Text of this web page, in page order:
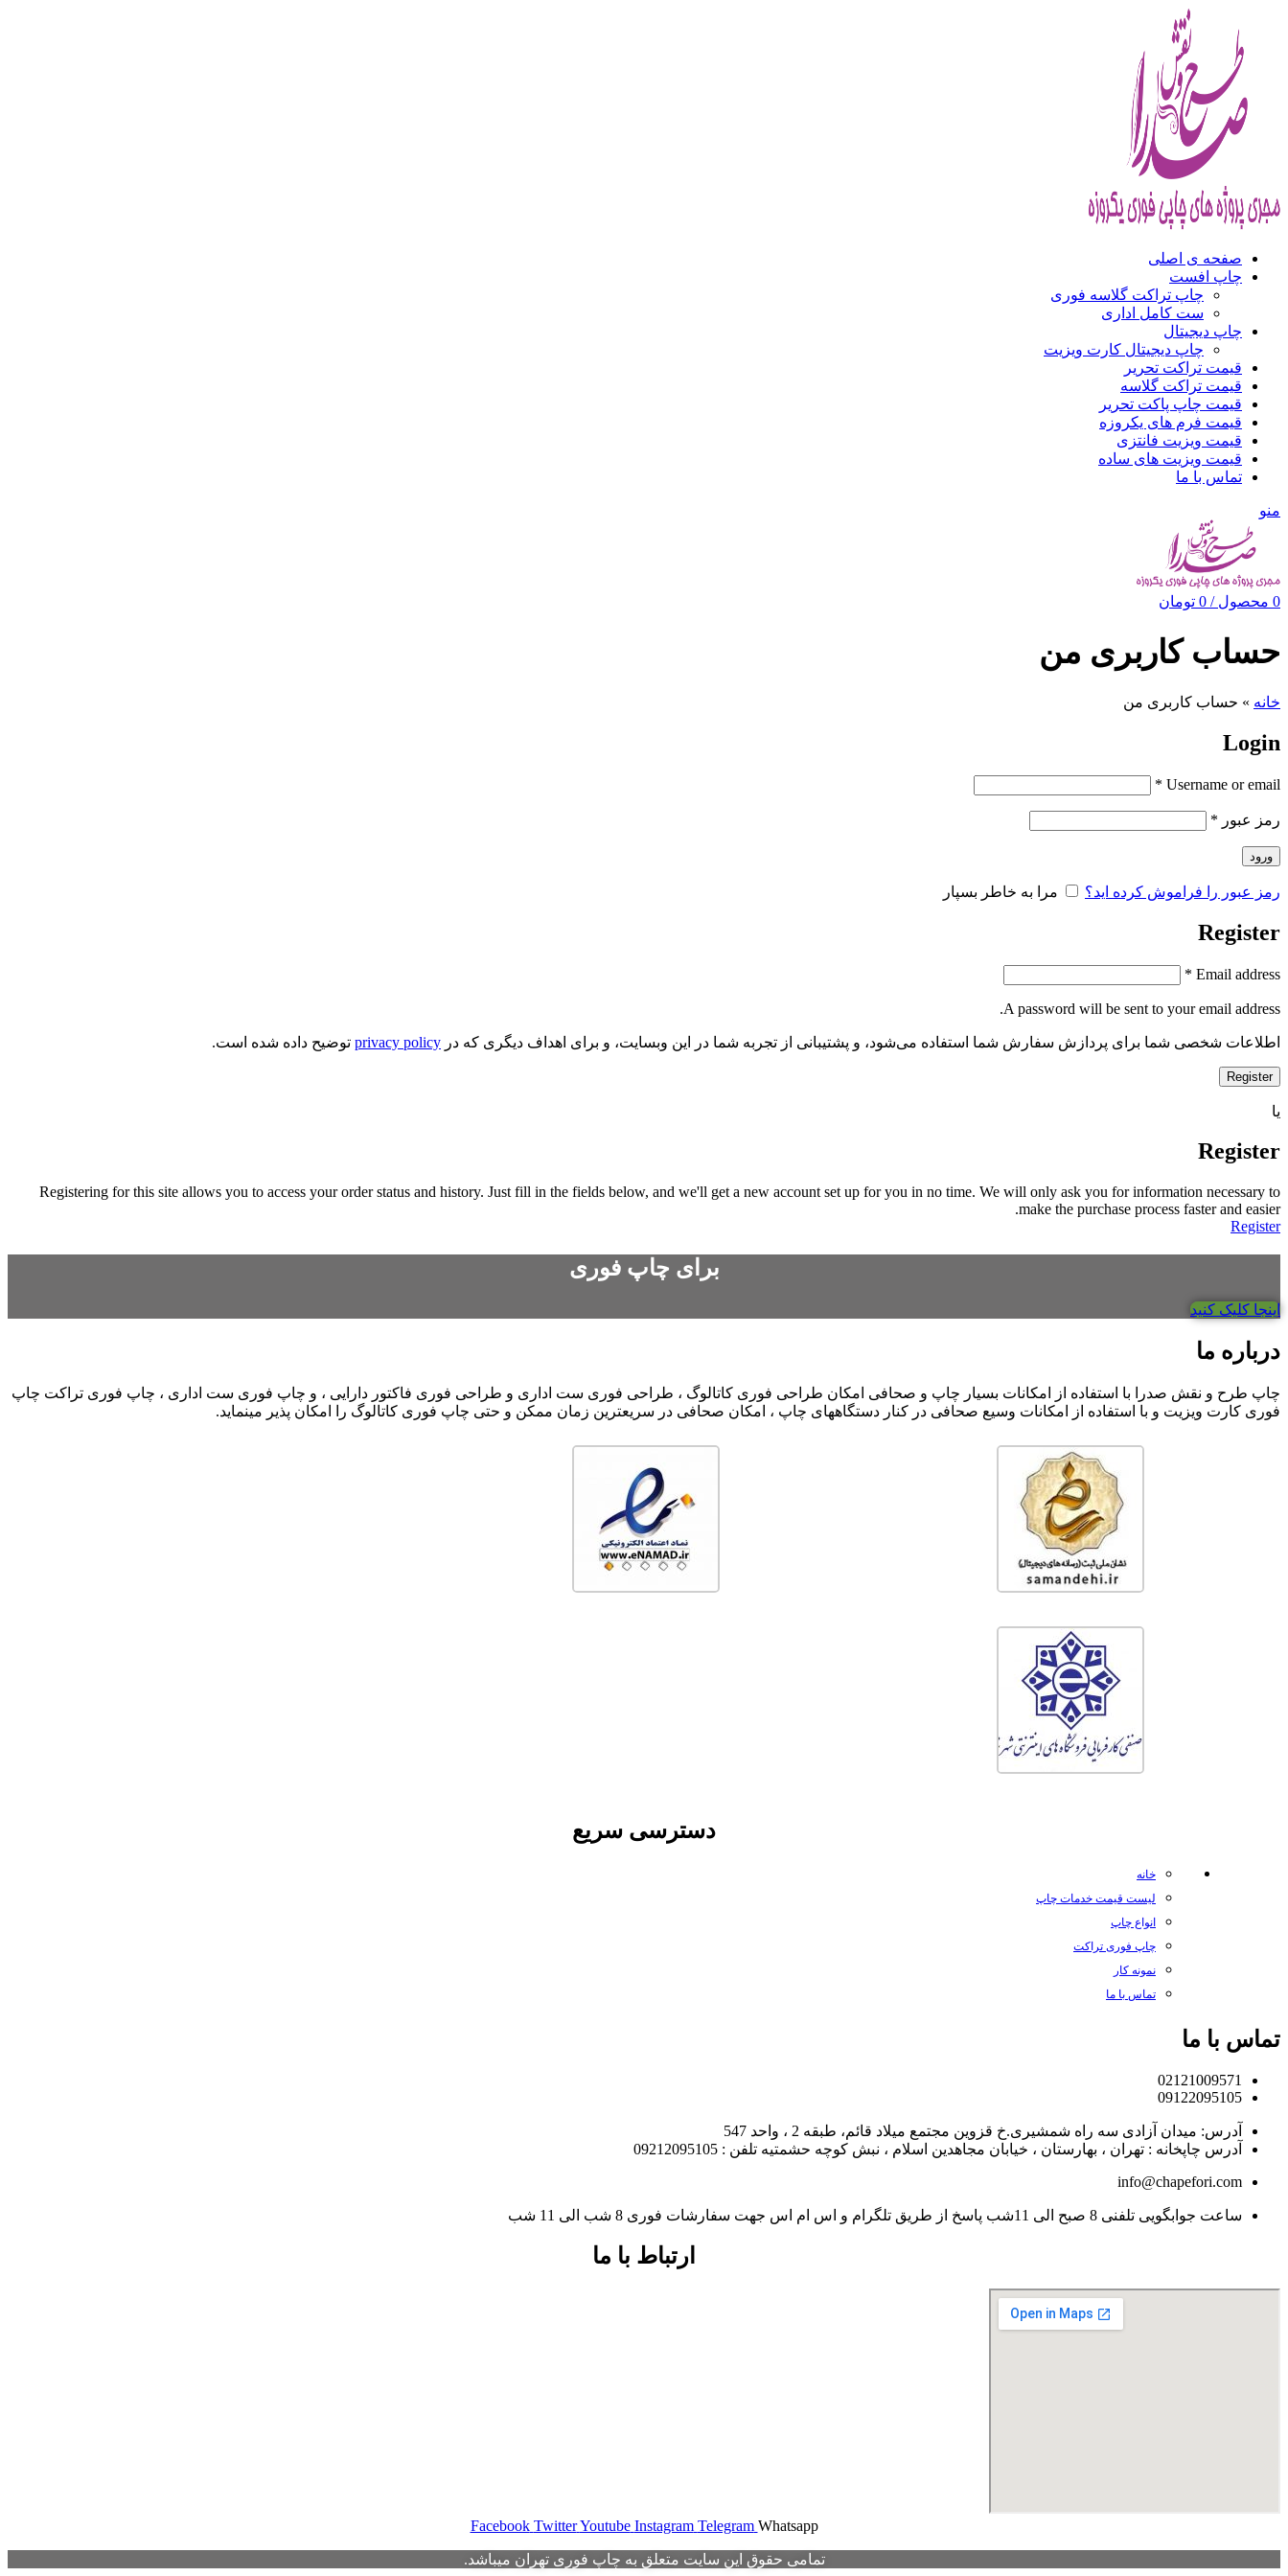
صفحه ی اصلی
چاپ افست
چاپ تراکت گلاسه فوری
ست کامل اداری
چاپ دیجیتال
چاپ دیجیتال کارت ویزیت
قیمت تراکت تحریر
قیمت تراکت گلاسه
قیمت چاپ پاکت تحریر
قیمت فرم های یکروزه
قیمت ویزیت فانتزی
قیمت ویزیت های ساده
تماس با ما
منو
0 محصول /
0 تومان
حساب کاربری من
خانه » حساب کاربری من
Login
Username or email
*
رمز عبور *
ورود
رمز عبور را فراموش کرده اید؟ مرا به خاطر بسپار
Register
Email address
*
A password will be sent to your email address.
اطلاعات شخصی شما برای پردازش سفارش شما استفاده می‌شود، و پشتیبانی از تجربه شما در این وبسایت، و برای اهداف دیگری که در privacy policy توضیح داده شده است.
Register
یا
Register
Registering for this site allows you to access your order status and history. Just fill in the fields below, and we'll get a new account set up for you in no time. We will only ask you for information necessary to
make the purchase process faster and easier.
Register
برای چاپ فوری
اینجا کلیک کنید
درباره ما
چاپ طرح و نقش صدرا با استفاده از امکانات بسیار چاپ و صحافی امکان طراحی فوری کاتالوگ ، طراحی فوری ست اداری و طراحی فوری فاکتور دارایی ، و چاپ فوری ست اداری ، چاپ فوری تراکت چاپ
فوری کارت ویزیت و با استفاده از امکانات وسیع صحافی در کنار دستگاههای چاپ ، امکان صحافی در سریعترین زمان ممکن و حتی چاپ فوری کاتالوگ را امکان پذیر مینماید.
دسترسی سریع
خانه
لیست قیمت خدمات چاپ
انواع چاپ
چاپ فوری تراکت
نمونه کار
تماس با ما
تماس با ما
02121009571
09122095105
آدرس: میدان آزادی سه راه شمشیری.خ قزوین مجتمع میلاد قائم، طبقه 2 ، واحد 547
آدرس چاپخانه : تهران ، بهارستان ، خیابان مجاهدین اسلام ، نبش کوچه حشمتیه تلفن : 09212095105
info@chapefori.com
ساعت جوابگویی تلفنی 8 صبح الی 11شب پاسخ از طریق تلگرام و اس ام اس جهت سفارشات فوری 8 شب الی 11 شب
ارتباط با ما
Facebook Twitter Youtube Instagram Telegram Whatsapp
تمامی حقوق این سایت متعلق به چاپ فوری تهران میباشد.